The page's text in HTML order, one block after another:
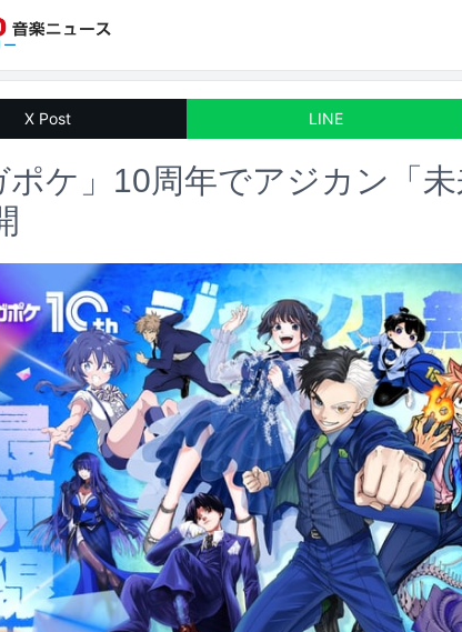
X Post LINE
ポケ」10周年でアジカン「